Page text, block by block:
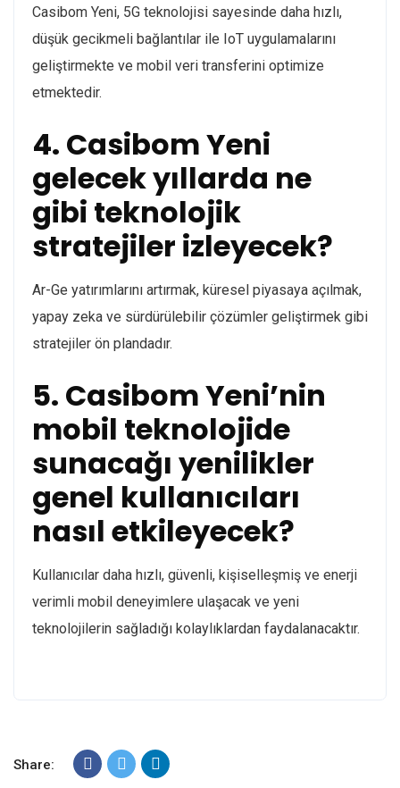
Casibom Yeni, 5G teknolojisi sayesinde daha hızlı,
düşük gecikmeli bağlantılar ile IoT uygulamalarını
geliştirmekte ve mobil veri transferini optimize
etmektedir.
4. Casibom Yeni
gelecek yıllarda ne
gibi teknolojik
stratejiler izleyecek?
Ar-Ge yatırımlarını artırmak, küresel piyasaya açılmak,
yapay zeka ve sürdürülebilir çözümler geliştirmek gibi
stratejiler ön plandadır.
5. Casibom Yeni’nin
mobil teknolojide
sunacağı yenilikler
genel kullanıcıları
nasıl etkileyecek?
Kullanıcılar daha hızlı, güvenli, kişiselleşmiş ve enerji
verimli mobil deneyimlere ulaşacak ve yeni
teknolojilerin sağladığı kolaylıklardan faydalanacaktır.
Share: